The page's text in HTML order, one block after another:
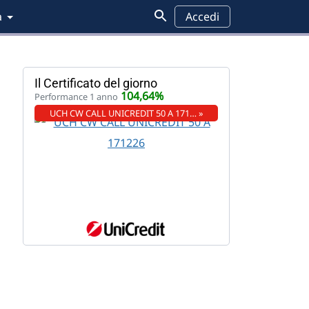
Accedi
Il Certificato del giorno
Performance 1 anno 104,64%
UCH CW CALL UNICREDIT 50 A 171… »